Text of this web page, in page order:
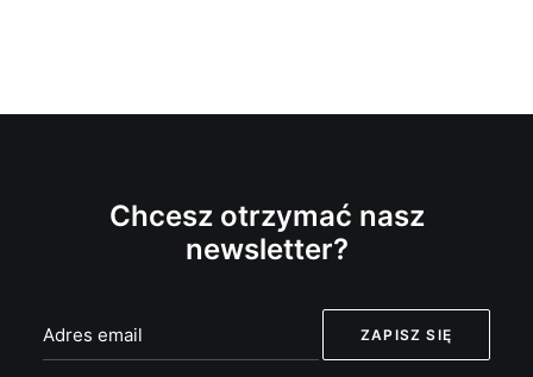
Chcesz otrzymać nasz
newsletter?